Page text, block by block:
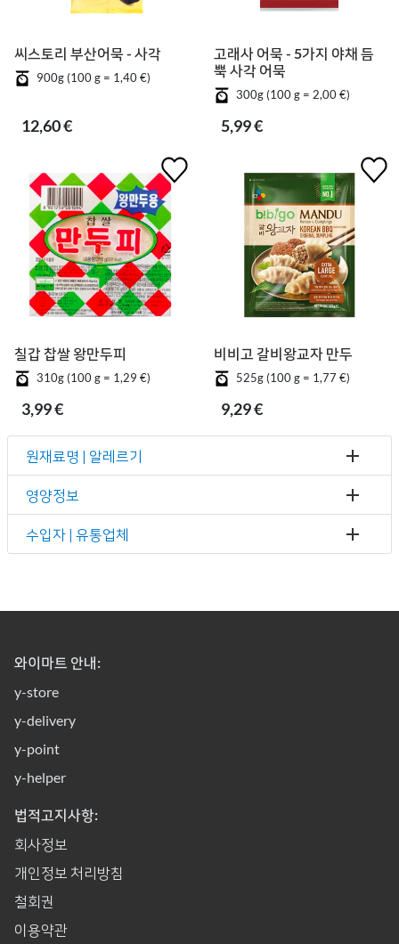
씨스토리 부산어묵 - 사각
900g (100 g = 1,40 €)
12,60 €
고래사 어묵 - 5가지 야채 듬
뿍 사각 어묵
300g (100 g = 2,00 €)
5,99 €
칠갑 찹쌀 왕만두피
310g (100 g = 1,29 €)
3,99 €
비비고 갈비왕교자 만두
525g (100 g = 1,77 €)
9,29 €
원재료명 | 알레르기
영양정보
수입자 | 유통업체
와이마트 안내:
y-store
y-delivery
y-point
y-helper
법적고지사항:
회사정보
개인정보 처리방침
철회권
이용약관